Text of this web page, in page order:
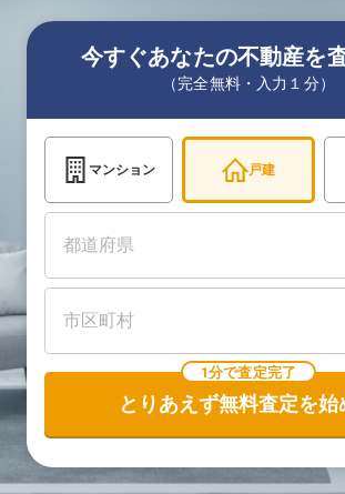
今すぐあなたの不動産を
（完全無料・入力１分）
マンション 戸建
1分で査定完了
とりあえず無料査定を始